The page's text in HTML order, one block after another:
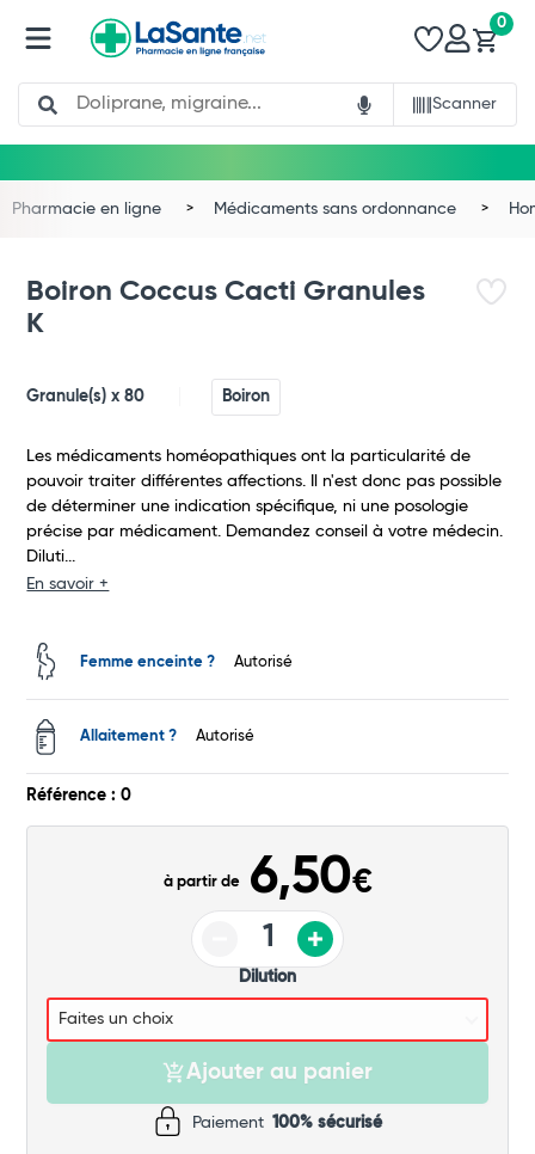
Search
Scanner
0
Pharmacie en ligne Médicaments sans ordonnance
Boiron Coccus Cacti Granules
K
Granule(s) x 80 Boiron
Les médicaments homéopathiques ont la particularité de
pouvoir traiter différentes affections. Il n'est donc pas possible
de déterminer une indication spécifique, ni une posologie
précise par médicament. Demandez conseil à votre médecin.
Diluti...
En savoir +
Femme enceinte ? Autorisé
Allaitement ? Autorisé
Référence : 0
à partir de 6,50€
Dilution
Ajouter au panier
Paiement 100% sécurisé